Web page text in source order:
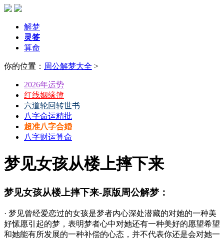
解梦
灵签
算命
你的位置： 周公解梦大全 >
2026年运势
红线姻缘簿
六道轮回转世书
八字命运精批
超准八字合婚
八字财运算命
梦见女孩从楼上摔下来
梦见女孩从楼上摔下来-原版周公解梦：
· 梦见曾经爱恋过的女孩是梦者内心深处潜藏的对她的一种美
好愫愿引起的梦，表明梦者心中对她还有一种美好的愿望希望
和她能有所发展的一种补偿的心态，并不代表你还是会对她一